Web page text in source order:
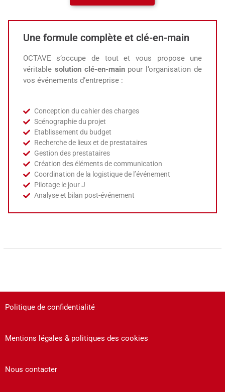
Une formule complète et clé-en-main
OCTAVE s’occupe de tout et vous propose une
véritable solution clé-en-mainpour l’organisation de
vos événements d’entreprise :
Conception du cahier des charges
Scénographie du projet
Etablissement du budget
Recherche de lieux et de prestataires
Gestion des prestataires
Création des éléments de communication
Coordination de la logistique de l’événement
Pilotage le jour J
Analyse et bilan post-événement
Politique de confidentialité
Mentions légales & politiques des cookies
Nous contacter